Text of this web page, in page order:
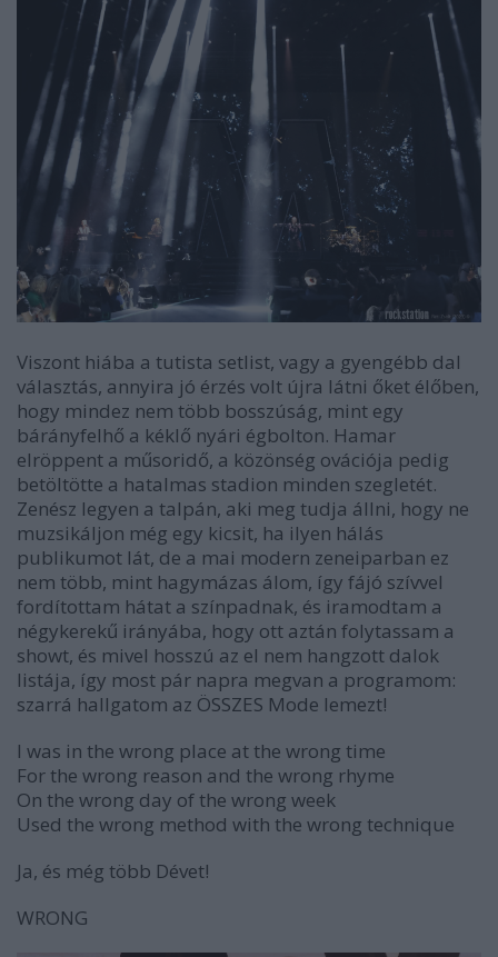
Viszont hiába a tutista setlist, vagy a gyengébb dal
választás, annyira jó érzés volt újra látni őket élőben,
hogy mindez nem több bosszúság, mint egy
bárányfelhő a kéklő nyári égbolton. Hamar
elröppent a műsoridő, a közönség ovációja pedig
betöltötte a hatalmas stadion minden szegletét.
Zenész legyen a talpán, aki meg tudja állni, hogy ne
muzsikáljon még egy kicsit, ha ilyen hálás
publikumot lát, de a mai modern zeneiparban ez
nem több, mint hagymázas álom, így fájó szívvel
fordítottam hátat a színpadnak, és iramodtam a
négykerekű irányába, hogy ott aztán folytassam a
showt, és mivel hosszú az el nem hangzott dalok
listája, így most pár napra megvan a programom:
szarrá hallgatom az ÖSSZES Mode lemezt!
I was in the wrong place at the wrong time
For the wrong reason and the wrong rhyme
On the wrong day of the wrong week
Used the wrong method with the wrong technique
Ja, és még több Dévet!
WRONG